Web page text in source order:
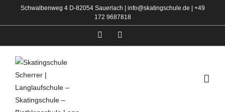
Schwalbenweg 4 D-82054 Sauerlach | info@skatingschule.de
+49
172 9687818
Facebook